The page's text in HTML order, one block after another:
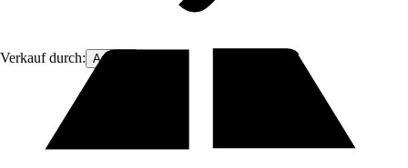
Verkauf durch: Arborix